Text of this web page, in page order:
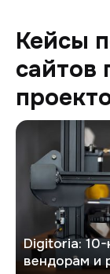
Кейсы
сайтов
Digitoria
Digitoria:
вендорам и